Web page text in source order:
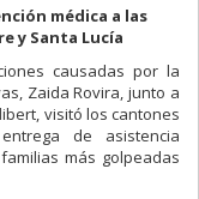
médica a las
y Santa Lucía
causadas por la
Zaida Rovira, junto a
visitó los cantones
de asistencia
más golpeadas